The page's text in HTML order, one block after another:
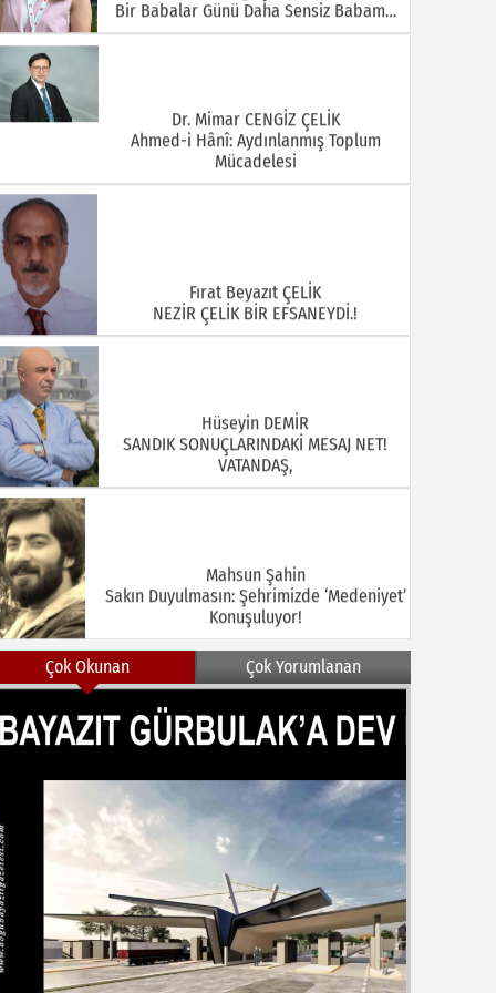
Bir Babalar Günü Daha Sensiz Babam…
Dr. Mimar CENGİZ ÇELİK
Ahmed-i Hânî: Aydınlanmış Toplum
Mücadelesi
Fırat Beyazıt ÇELİK
NEZİR ÇELİK BİR EFSANEYDİ.!
Hüseyin DEMİR
SANDIK SONUÇLARINDAKİ MESAJ NET!
VATANDAŞ,
Mahsun Şahin
Sakın Duyulmasın: Şehrimizde ‘Medeniyet’
Konuşuluyor!
MEHMET KOÇ
DOĞUBAYAZIT ASLINDA BİR İNANÇ
NEZİR ÇELİK
DOĞUBAYAZIT’TA KUŞLAR VE İNSANLAR
Çok Okunan Çok Yorumlanan